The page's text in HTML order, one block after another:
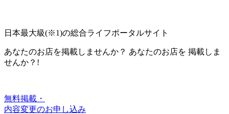
日本最大級(※1)の総合ライフポータルサイト
あなたのお店を掲載しませんか？ あなたのお店を 掲載しま
せんか？!
無料掲載・
内容変更のお申し込み